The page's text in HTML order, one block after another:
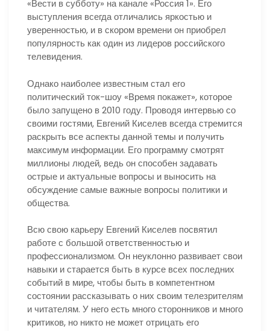
«Вести в субботу» на канале «Россия 1». Его
выступления всегда отличались яркостью и
уверенностью, и в скором времени он приобрел
популярность как один из лидеров российского
телевидения.
Однако наиболее известным стал его
политический ток-шоу «Время покажет», которое
было запущено в 2010 году. Проводя интервью со
своими гостями, Евгений Киселев всегда стремится
раскрыть все аспекты данной темы и получить
максимум информации. Его программу смотрят
миллионы людей, ведь он способен задавать
острые и актуальные вопросы и выносить на
обсуждение самые важные вопросы политики и
общества.
Всю свою карьеру Евгений Киселев посвятил
работе с большой ответственностью и
профессионализмом. Он неуклонно развивает свои
навыки и старается быть в курсе всех последних
событий в мире, чтобы быть в компетентном
состоянии рассказывать о них своим телезрителям
и читателям. У него есть много сторонников и много
критиков, но никто не может отрицать его